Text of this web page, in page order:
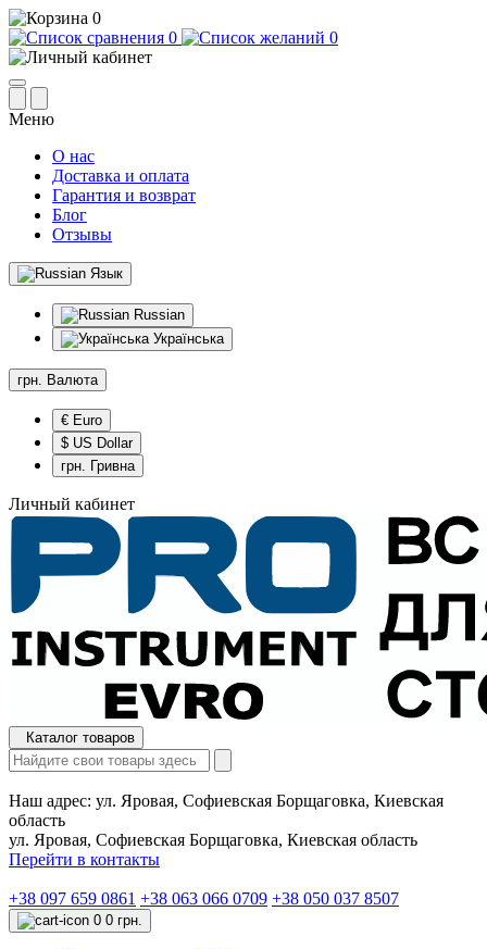
0
0
0
Меню
О нас
Доставка и оплата
Гарантия и возврат
Блог
Отзывы
Язык
Russian
Українська
грн. Валюта
€ Euro
$ US Dollar
грн. Гривна
Личный кабинет
Каталог товаров
Наш адрес: ул. Яровая, Софиевская Борщаговка, Киевская
область
ул. Яровая, Софиевская Борщаговка, Киевская область
Перейти в контакты
+38 097 659 0861 +38 063 066 0709 +38 050 037 8507
0 0 грн.